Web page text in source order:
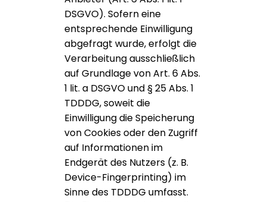
DSGVO). Sofern eine
entsprechende Einwilligung
abgefragt wurde, erfolgt die
Verarbeitung ausschließlich
auf Grundlage von Art. 6 Abs.
1 lit. a DSGVO und § 25 Abs. 1
TDDDG, soweit die
Einwilligung die Speicherung
von Cookies oder den Zugriff
auf Informationen im
Endgerät des Nutzers (z. B.
Device-Fingerprinting) im
Sinne des TDDDG umfasst.